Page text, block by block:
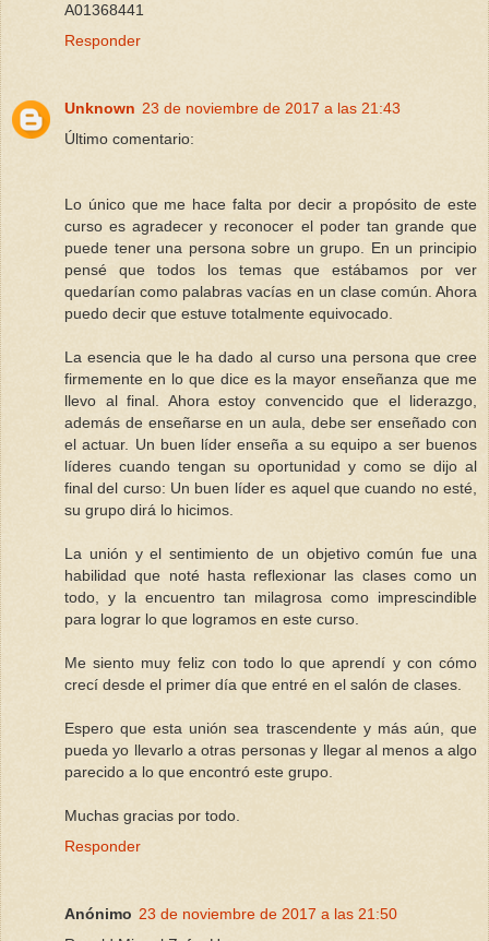
A01368441
Responder
Unknown 23 de noviembre de 2017 a las 21:43
Último comentario:
Lo único que me hace falta por decir a propósito de este
curso es agradecer y reconocer el poder tan grande que
puede tener una persona sobre un grupo. En un principio
pensé que todos los temas que estábamos por ver
quedarían como palabras vacías en un clase común. Ahora
puedo decir que estuve totalmente equivocado.
La esencia que le ha dado al curso una persona que cree
firmemente en lo que dice es la mayor enseñanza que me
llevo al final. Ahora estoy convencido que el liderazgo,
además de enseñarse en un aula, debe ser enseñado con
el actuar. Un buen líder enseña a su equipo a ser buenos
líderes cuando tengan su oportunidad y como se dijo al
final del curso: Un buen líder es aquel que cuando no esté,
su grupo dirá lo hicimos.
La unión y el sentimiento de un objetivo común fue una
habilidad que noté hasta reflexionar las clases como un
todo, y la encuentro tan milagrosa como imprescindible
para lograr lo que logramos en este curso.
Me siento muy feliz con todo lo que aprendí y con cómo
crecí desde el primer día que entré en el salón de clases.
Espero que esta unión sea trascendente y más aún, que
pueda yo llevarlo a otras personas y llegar al menos a algo
parecido a lo que encontró este grupo.
Muchas gracias por todo.
Responder
Anónimo 23 de noviembre de 2017 a las 21:50